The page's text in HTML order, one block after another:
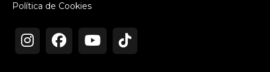
Política de Cookies